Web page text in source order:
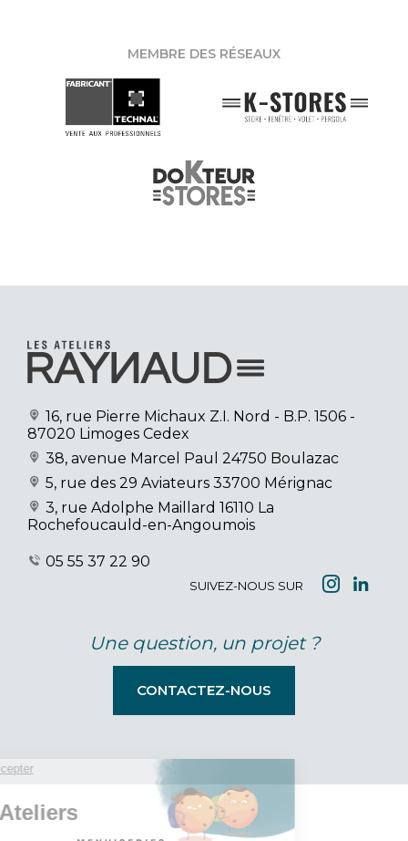
MEMBRE DES RÉSEAUX
16, rue Pierre Michaux Z.I. Nord - B.P. 1506 -
87020 Limoges Cedex
38, avenue Marcel Paul 24750 Boulazac
5, rue des 29 Aviateurs 33700 Mérignac
3, rue Adolphe Maillard 16110 La
Rochefoucauld-en-Angoumois
05 55 37 22 90
SUIVEZ-NOUS SUR
Une question, un projet ?
CONTACTEZ-NOUS